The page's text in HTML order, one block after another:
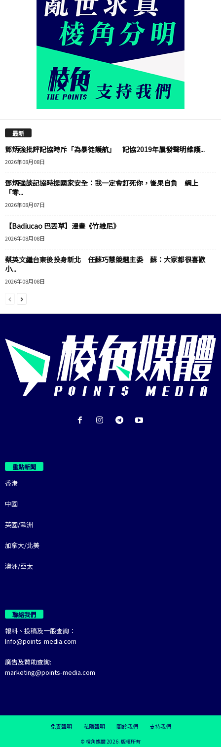
最新
鄧炳強批評記協時斥「為暴徒護航」 記協2019年屢發聲明維護...
2026年08月08日
鄧炳強談記協時提國家安全：我一定會釘死你，後果自負 網上
「零...
2026年08月07日
【Badiucao 巴丟草】漫畫《竹維尼》
2026年08月08日
蔡英文繼台東後投身新北 任蘇巧慧競選主委 蘇：大家都很喜歡
小...
2026年08月08日
重點新聞
香港
中國
英國/歐洲
加拿大/北美
澳洲/亞太
聯絡我們
報料、投稿及一般查詢：
Info@points-media.com
廣告及贊助查詢:
marketing@points-media.com
免責聲明 私隱聲明 關於我們 支持我們
© 棱角媒體 2026. 版權所有